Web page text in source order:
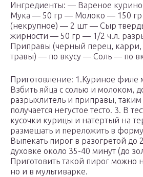
Ингредиенты: — Вареное
Мука — 50 гр — Молоко — 150
(некрупное) — 2 шт — Сыр
жирности — 50 гр — 1/2 ч.л.
Приправы (черный перец, карри,
травы) — по вкусу — Соль — по
Приготовление: 1.Куриное филе
Взбить яйца с солью и молоком,
разрыхлитель и приправы,
получается негустое тесто. 3. В
кусочки курицы и натертый на
размешать и переложить в
Выпекать пирог в разогретой до
духовке около 35-40 минут (до
Приготовить такой пирог можно
но и в мультиварке.